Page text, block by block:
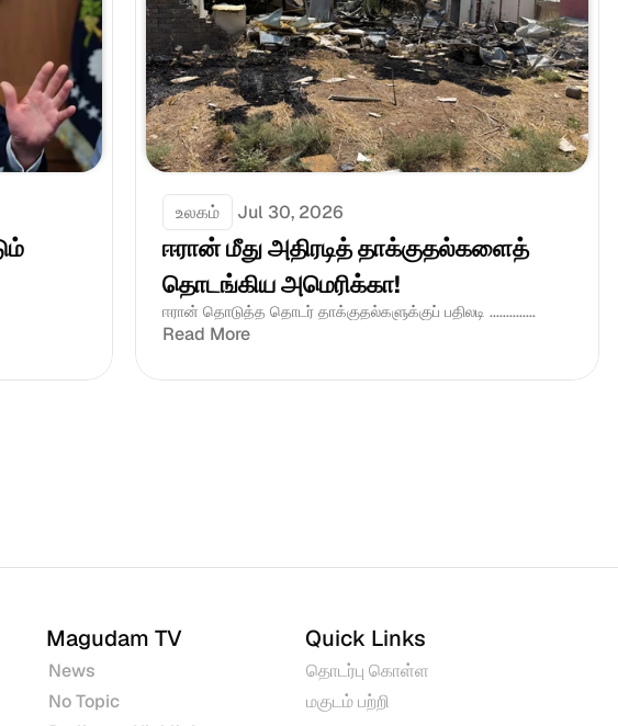
உலகம் Jul 30, 2026
ஈரான் மீது அதிரடித் தாக்குதல்களைத்
தொடங்கிய அமெரிக்கா!
ஈரான் தொடுத்த தொடர் தாக்குதல்களுக்குப் பதிலடி ..............
Read More
Magudam TV
News
No Topic
Quick Links
தொடர்பு கொள்ள
மகுடம் பற்றி